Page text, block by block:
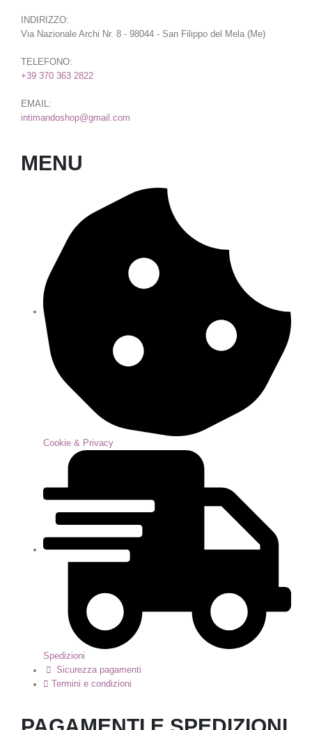
INDIRIZZO:
Via Nazionale Archi Nr. 8 - 98044 - San Filippo del Mela (Me)
TELEFONO:
+39 370 363 2822
EMAIL:
intimandoshop@gmail.com
MENU
Cookie & Privacy
Spedizioni
Sicurezza pagamenti
Termini e condizioni